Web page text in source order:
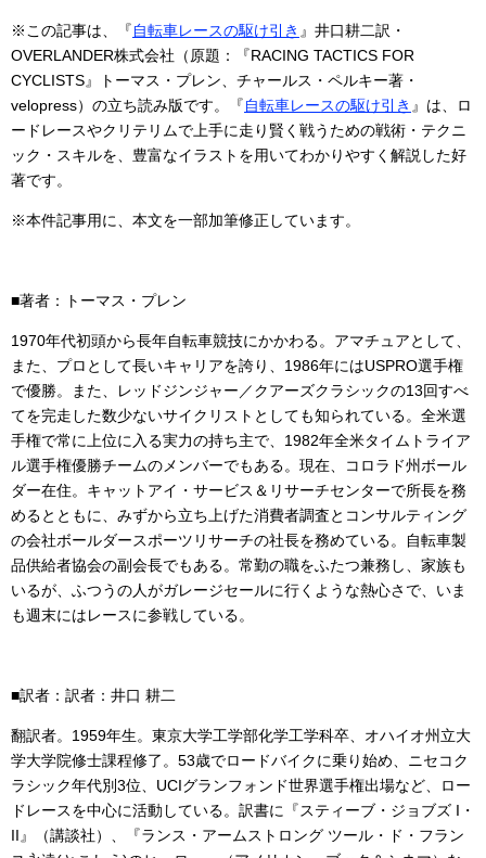
※この記事は、『自転車レースの駆け引き 』井口耕二訳・
OVERLANDER株式会社（原題：『RACING TACTICS FOR
CYCLISTS』トーマス・プレン、チャールス・ペルキー著・
velopress）の立ち読み版です。『自転車レースの駆け引き 』は、ロ
ードレースやクリテリムで上手に走り賢く戦うための戦術・テクニ
ック・スキルを、豊富なイラストを用いてわかりやすく解説した好
著です。
※本件記事用に、本文を一部加筆修正しています。
■著者：トーマス・プレン
1970年代初頭から長年自転車競技にかかわる。アマチュアとして、
また、プロとして長いキャリアを誇り、1986年にはUSPRO選手権
で優勝。また、レッドジンジャー／クアーズクラシックの13回すべ
てを完走した数少ないサイクリストとしても知られている。全米選
手権で常に上位に入る実力の持ち主で、1982年全米タイムトライア
ル選手権優勝チームのメンバーでもある。現在、コロラド州ボール
ダー在住。キャットアイ・サービス＆リサーチセンターで所長を務
めるとともに、みずから立ち上げた消費者調査とコンサルティング
の会社ボールダースポーツリサーチの社長を務めている。自転車製
品供給者協会の副会長でもある。常勤の職をふたつ兼務し、家族も
いるが、ふつうの人がガレージセールに行くような熱心さで、いま
も週末にはレースに参戦している。
■訳者：訳者：井口 耕二
翻訳者。1959年生。東京大学工学部化学工学科卒、オハイオ州立大
学大学院修士課程修了。53歳でロードバイクに乗り始め、ニセコク
ラシック年代別3位、UCIグランフォンド世界選手権出場など、ロー
ドレースを中心に活動している。訳書に『スティーブ・ジョブズ I・
II』（講談社）、『ランス・アームストロング ツール・ド・フラン